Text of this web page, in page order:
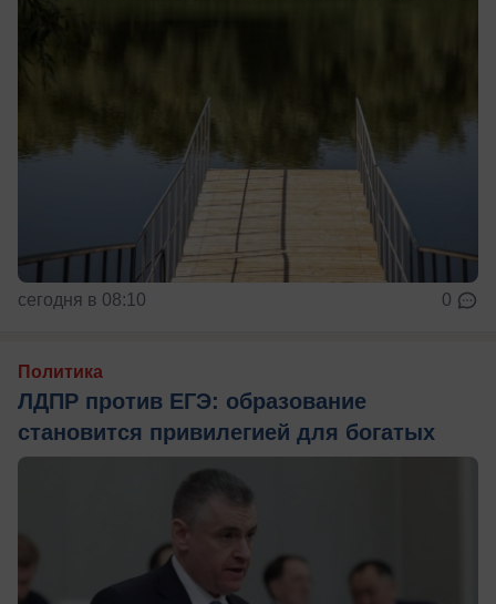
сегодня в 08:10 0
Политика
ЛДПР против ЕГЭ: образование
становится привилегией для богатых